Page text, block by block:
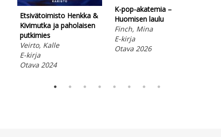
Etsivätoimisto Henkka &
Kivimutka ja paholaisen
putkimies
Veirto, Kalle
E-kirja
Otava 2024
K-pop-akatemia –
Huomisen laulu
Finch, Mina
E-kirja
Otava 2026